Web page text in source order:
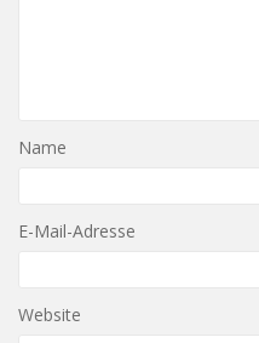
Name
E-Mail-Adresse
Website